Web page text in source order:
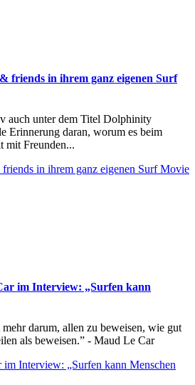
in ihrem ganz eigenen Surf
unter dem Titel Dolphinity
Erinnerung daran, worum es beim
mit Freunden...
in ihrem ganz eigenen Surf Movie
im Interview: „Surfen kann
darum, allen zu beweisen, wie gut
als beweisen.” - Maud Le Car
Interview: „Surfen kann Menschen